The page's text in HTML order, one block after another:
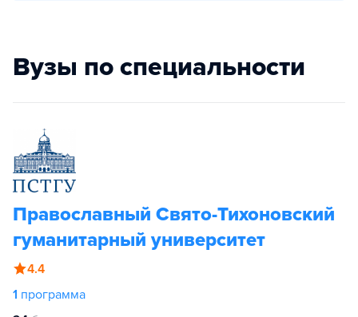
Вузы по специальности
Православный Свято-Тихоновский
гуманитарный университет
4.4
1 программа